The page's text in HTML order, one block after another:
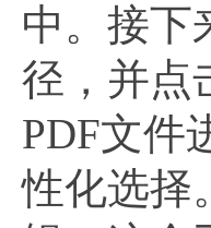
中。接下
径，并点
PDF文件
性化选择